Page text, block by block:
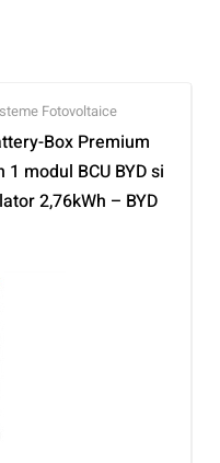
Fotovoltaice
Box Premium
modul BCU BYD si
2,76kWh – BYD